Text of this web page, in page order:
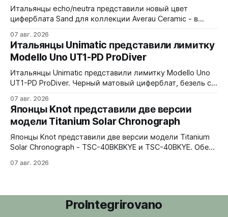
Итальянцы echo/neutra представили новый цвет
циферблата Sand для коллекции Averau Ceramic - в
контрастирует с тёмным корпусом из матовой чёрной
керамики и титана Grade 2. Сапфировое стекло с
куполом, завинчивающаяся заводная головка,
водозащита 100 метров. Ремешки на выбор - чёрный
текстильный, чёрный веганский (BioVeg из
07 авг. 2026
Итальянцы Unimatic представили лимитку
Modello Uno UT1-PD ProDiver
Итальянцы Unimatic представили лимитку Modello Uno
UT1-PD ProDiver. Черный матовый циферблат, безель с
стекло 2,5 мм с антибликом. Крышка с гравировкой
дайверской маски. Соответствует стандарту MIL-STD-
810H. Водозащита 300 метров. 40x41,5 мм Seiko VH31A
кварц На черном каучуковом ремешке
07 авг. 2026
Японцы Knot представили две версии
модели Titanium Solar Chronograph
Японцы Knot представили две версии модели Titanium
Solar Chronograph - TSC-40BKBKYE и TSC-40BKYE. Обе
у TSC-40BKBKYE жёлтые акценты на чёрном
цвете. Часы продаются в комплекте с силиконовым
07 авг. 2026
ProIntegrirovano